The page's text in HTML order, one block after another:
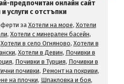
предпочитан онлайн сайт
услуги с отстъпки
за Хотели на море, Хотели
, Хотели с минерален басейн,
Хотели в село Огняново, Хотели в
, Хотели в Девин, Почивки в
, Почивки в Турция, Почивки в
почивки, Ремонт на покриви,
на плочки, Шпакловка и боя,